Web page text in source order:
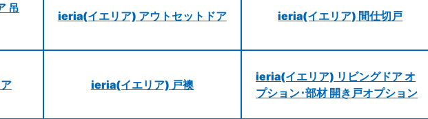
吊
ieria(イエリア) アウトセットドア ieria(イエリア) 間仕切戸
ieria(イエリア) 戸襖
ieria(イエリア) リビングドア オ
プション･部材 開き戸オプション